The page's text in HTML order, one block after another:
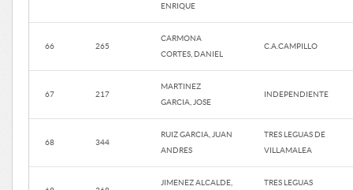
ENRIQUE
66 265
CARMONA
CORTES, DANIEL
C.A.CAMPILLO
67 217
MARTINEZ
GARCIA, JOSE
INDEPENDIENTE
68 344
RUIZ GARCIA, JUAN
ANDRES
TRES LEGUAS DE
VILLAMALEA
JIMENEZ ALCALDE,
TRES LEGUAS